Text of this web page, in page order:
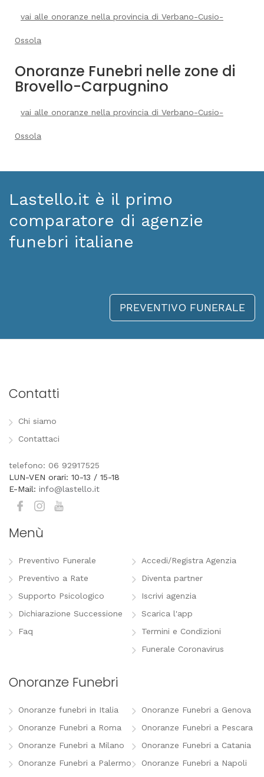
vai alle onoranze nella provincia di Verbano-Cusio-
Ossola
Onoranze Funebri nelle zone di
Brovello-Carpugnino
vai alle onoranze nella provincia di Verbano-Cusio-
Ossola
Lastello.it è il primo
comparatore di agenzie
funebri italiane
PREVENTIVO FUNERALE
Contatti
Chi siamo
Contattaci
telefono: 06 92917525
LUN-VEN orari: 10-13 / 15-18
E-Mail: info@lastello.it
Menù
Preventivo Funerale
Preventivo a Rate
Supporto Psicologico
Dichiarazione Successione
Faq
Accedi/Registra Agenzia
Diventa partner
Iscrivi agenzia
Scarica l'app
Termini e Condizioni
Funerale Coronavirus
Onoranze Funebri
Onoranze funebri in Italia
Onoranze Funebri a Roma
Onoranze Funebri a Milano
Onoranze Funebri a Palermo
Onoranze Funebri a Genova
Onoranze Funebri a Pescara
Onoranze Funebri a Catania
Onoranze Funebri a Napoli